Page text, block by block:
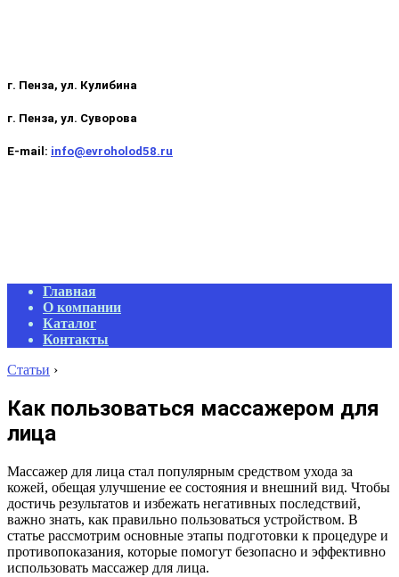
г. Пенза, ул. Кулибина
г. Пенза, ул. Суворова
E-mail: info@evroholod58.ru
Primary
Navigation
Menu
Главная
О компании
Каталог
Контакты
Статьи ›
Как пользоваться массажером для
лица
Массажер для лица стал популярным средством ухода за
кожей, обещая улучшение ее состояния и внешний вид. Чтобы
достичь результатов и избежать негативных последствий,
важно знать, как правильно пользоваться устройством. В
статье рассмотрим основные этапы подготовки к процедуре и
противопоказания, которые помогут безопасно и эффективно
использовать массажер для лица.